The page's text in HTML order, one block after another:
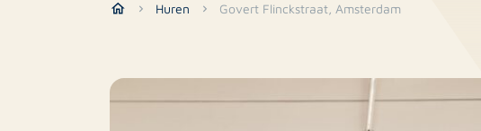
Huren Govert Flinckstraat, Amsterdam